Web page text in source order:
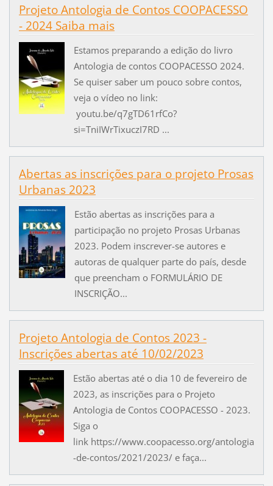
Projeto Antologia de Contos COOPACESSO
- 2024 Saiba mais
Estamos preparando a edição do livro
Antologia de contos COOPACESSO 2024.
Se quiser saber um pouco sobre contos,
veja o vídeo no link:
youtu.be/q7gTD61rfCo?
si=TniIWrTixuczI7RD ...
Abertas as inscrições para o projeto Prosas
Urbanas 2023
Estão abertas as inscrições para a
participação no projeto Prosas Urbanas
2023. Podem inscrever-se autores e
autoras de qualquer parte do país, desde
que preencham o FORMULÁRIO DE
INSCRIÇÃO...
Projeto Antologia de Contos 2023 -
Inscrições abertas até 10/02/2023
Estão abertas até o dia 10 de fevereiro de
2023, as inscrições para o Projeto
Antologia de Contos COOPACESSO - 2023.
Siga o
link https://www.coopacesso.org/antologia
-de-contos/2021/2023/ e faça...